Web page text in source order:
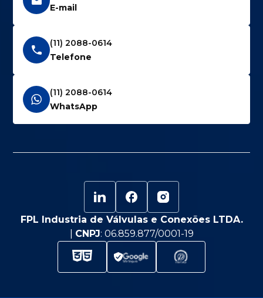
E-mail
(11) 2088-0614
Telefone
(11) 2088-0614
WhatsApp
FPL Industria de Válvulas e Conexões LTDA.
CNPJ: 06.859.877/0001-19